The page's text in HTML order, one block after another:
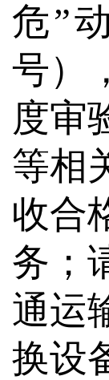
危”
号）
度审
等相
收合
务 ；
通运
换设